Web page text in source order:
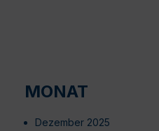
MONAT
Dezember 2025